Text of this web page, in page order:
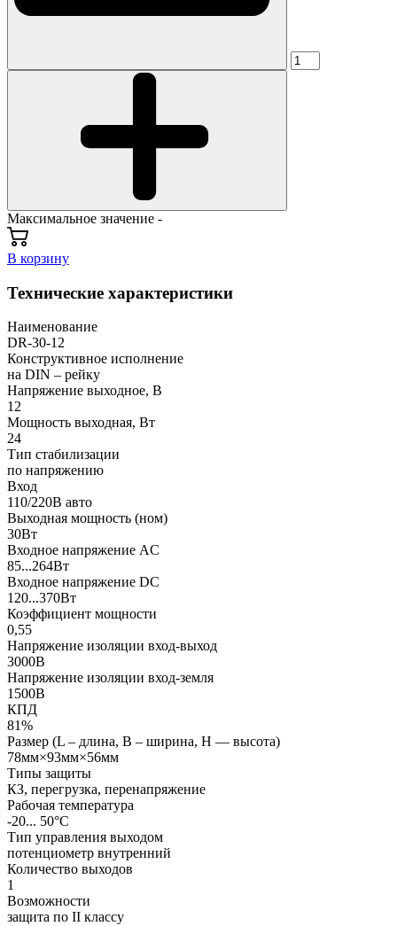
Максимальное значение -
В корзину
Технические характеристики
Наименование
DR-30-12
Конструктивное исполнение
на DIN – рейку
Напряжение выходное, В
12
Мощность выходная, Вт
24
Тип стабилизации
по напряжению
Вход
110/220В авто
Выходная мощность (ном)
30Вт
Входное напряжение AC
85...264Вт
Входное напряжение DC
120...370Вт
Коэффициент мощности
0,55
Напряжение изоляции вход-выход
3000В
Напряжение изоляции вход-земля
1500В
КПД
81%
Размер (L – длина, В – ширина, Н — высота)
78мм×93мм×56мм
Типы защиты
КЗ, перегрузка, перенапряжение
Рабочая температура
-20... 50°C
Тип управления выходом
потенциометр внутренний
Количество выходов
1
Возможности
защита по II классу